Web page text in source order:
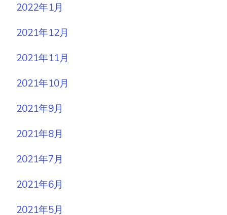
2022年1月
2021年12月
2021年11月
2021年10月
2021年9月
2021年8月
2021年7月
2021年6月
2021年5月